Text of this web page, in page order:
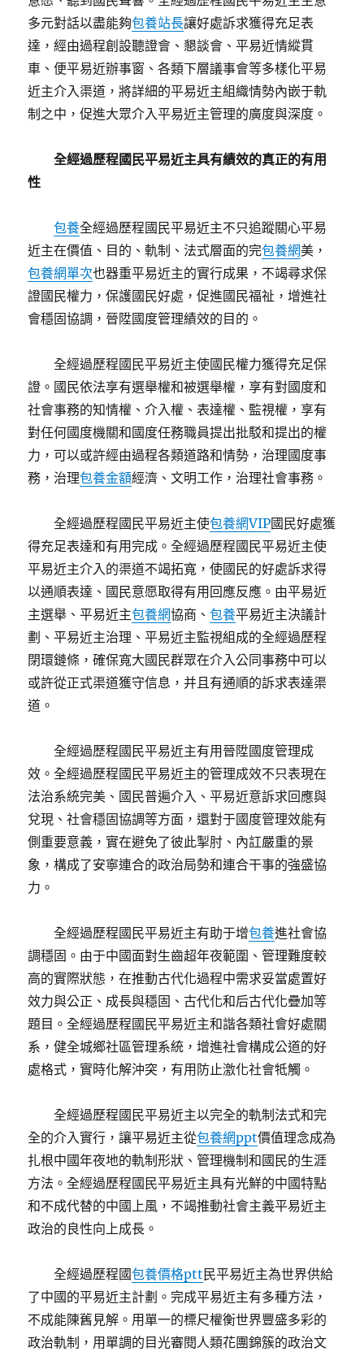
多元對話以盡能夠包養站長讓好處訴求獲得充足表
達，經由過程創設聽證會、懇談會、平易近情縱貫
車、便平易近辦事窗、各類下層議事會等多樣化平易
近主介入渠道，將詳細的平易近主組織情勢內嵌于軌
制之中，促進大眾介入平易近主管理的廣度與深度。
全經過歷程國民平易近主具有績效的真正的有用
性
包養全經過歷程國民平易近主不只追蹤關心平易
近主在價值、目的、軌制、法式層面的完包養網美，
包養網單次也器重平易近主的實行成果，不竭尋求保
證國民權力，保護國民好處，促進國民福祉，增進社
會穩固協調，晉陞國度管理績效的目的。
全經過歷程國民平易近主使國民權力獲得充足保
證。國民依法享有選舉權和被選舉權，享有對國度和
社會事務的知情權、介入權、表達權、監視權，享有
對任何國度機關和國度任務職員提出批駁和提出的權
力，可以或許經由過程各類道路和情勢，治理國度事
務，治理包養金額經濟、文明工作，治理社會事務。
全經過歷程國民平易近主使包養網VIP國民好處獲
得充足表達和有用完成。全經過歷程國民平易近主使
平易近主介入的渠道不竭拓寬，使國民的好處訴求得
以通順表達、國民意愿取得有用回應反應。由平易近
主選舉、平易近主包養網協商、包養平易近主決議計
劃、平易近主治理、平易近主監視組成的全經過歷程
閉環鏈條，確保寬大國民群眾在介入公同事務中可以
或許從正式渠道獲守信息，并且有通順的訴求表達渠
道。
全經過歷程國民平易近主有用晉陞國度管理成
效。全經過歷程國民平易近主的管理成效不只表現在
法治系統完美、國民普遍介入、平易近意訴求回應與
兌現、社會穩固協調等方面，還對于國度管理效能有
側重要意義，實在避免了彼此掣肘、內訌嚴重的景
象，構成了安寧連合的政治局勢和連合干事的強盛協
力。
全經過歷程國民平易近主有助于增包養進社會協
調穩固。由于中國面對生齒超年夜範圍、管理難度較
高的實際狀態，在推動古代化過程中需求妥當處置好
效力與公正、成長與穩固、古代化和后古代化疊加等
題目。全經過歷程國民平易近主和諧各類社會好處關
系，健全城鄉社區管理系統，增進社會構成公道的好
處格式，實時化解沖突，有用防止激化社會牴觸。
全經過歷程國民平易近主以完全的軌制法式和完
全的介入實行，讓平易近主從包養網ppt價值理念成為
扎根中國年夜地的軌制形狀、管理機制和國民的生涯
方法。全經過歷程國民平易近主具有光鮮的中國特點
和不成代替的中國上風，不竭推動社會主義平易近主
政治的良性向上成長。
全經過歷程國包養價格ptt 民平易近主為世界供給
了中國的平易近主計劃。完成平易近主有多種方法，
不成能陳舊見解。用單一的標尺權衡世界豐盛多彩的
政治軌制，用單調的目光審閱人類花團錦簇的政治文